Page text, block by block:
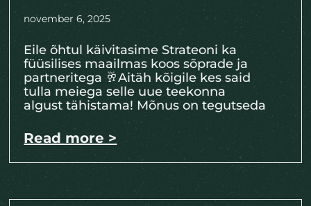
november 6, 2025
Eile õhtul käivitasime Strateoni ka
füüsilises maailmas koos sõprade ja
partneritega 🥂Aitäh kõigile kes said
tulla meiega selle uue teekonna
algust tähistama! Mõnus on tegutseda
Read more >